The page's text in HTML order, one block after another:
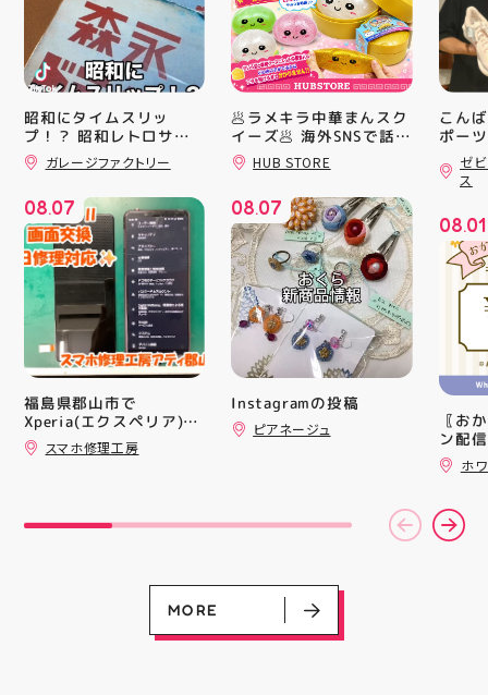
昭和にタイムスリッ
プ！？ 昭和レトロサイ
ンボード大量入荷しまし
た！ 今回はお菓子系を
屋に飾ればバッチグー
郡山駅前 アティ郡山4F
“ガレージファクトリ
ー”へ遊びに来てね️‍️‍️‍ #福
島 #郡山 #郡山駅前 #雑
貨屋 #昭和レトロ
ガレージファクトリー
08.07
福島県郡山市で
Xperia(エクスペリア)の
画面交換も即日修理対応
😊💪
スマホ修理工房
🥟ラメキラ中華まんスク
イーズ🥟 海外SNSで話題
沸騰中 ラメキラ中華ま
んスクイーズが新登場！
が とにかくかわいい♪ む
にゅっとクセになる や
みつき触感がたまらな
い…！ せいろ型ケース
に入っていて どの色の
子が出るかは 開けてか
らのお楽しみ #ラメキラ
中華まん #スクイーズ #
中華まんグッズ #海外ト
レンド #むにゅむにゅ
シル活 新商品入荷
HUBSTORE
HUB STORE
08.07
Instagramの投稿
ピアネージュ
こん
ポー
ティ
日の
クス
6」の
徴と
反発
搭載
追加
上さ
トレ
ショ
ンと
備え
ウー
をカ
方や
かけ
ゼ
ス
08.01
〖お
ン配
ッパ
￥
ーポ
ース
ホ
MORE